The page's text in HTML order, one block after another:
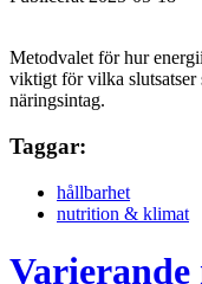
Metodvalet för hur
viktigt för vilka slutsatser
näringsintag.
Taggar:
hållbarhet
nutrition & klimat
Varierande